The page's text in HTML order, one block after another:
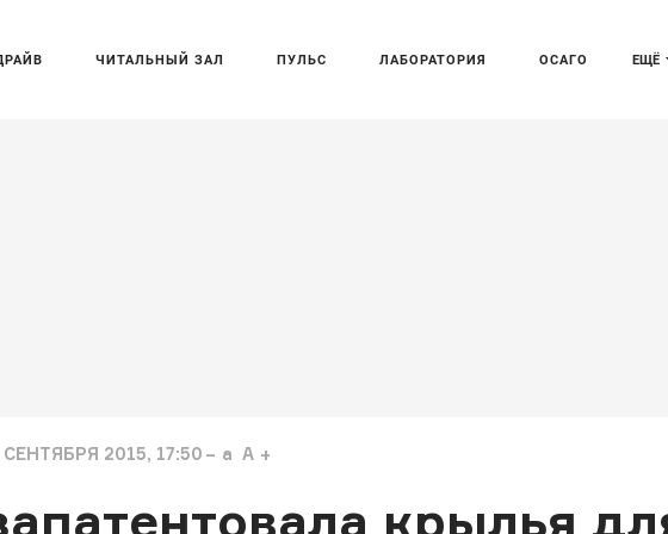
ЕЩЁ
ЧИТАЛЬНЫЙ ЗАЛ ПУЛЬС ЛАБОРАТОРИЯ ОСАГО
СЕНТЯБРЯ 2015, 17:50 a A
крылья